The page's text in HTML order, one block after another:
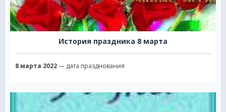
История праздника 8 марта
8 марта 2022— дата празднования